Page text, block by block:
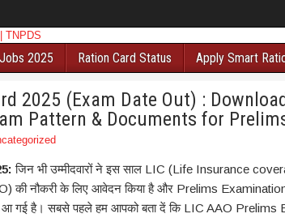
2025 Ration Card Status Apply Smart
2025 (Exam Date Out) :
Pattern & Documents for
जिन भी उम्मीदवारों ने इस साल LIC (Life Insurance
की नौकरी के लिए आवेदन किया है और Prelims Examination
गई है। सबसे पहले हम आपको बता दें कि LIC AAO Prelims